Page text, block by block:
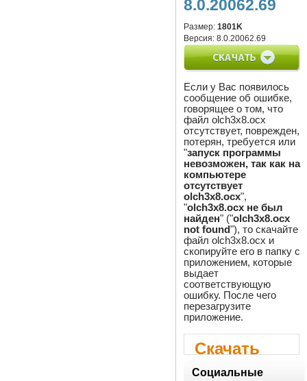
8.0.20062.69
Размер:1801K
Версия:8.0.20062.69
Если у Вас появилось
сообщение об ошибке,
говорящее о том, что
файл olch3x8.ocx
отсутствует, поврежден,
потерян, требуется или
"запуск программы
невозможен, так как на
компьютере
отсутствует
olch3x8.ocx",
"olch3x8.ocx не был
найден" ("olch3x8.ocx
not found"), то скачайте
файл olch3x8.ocx и
скопируйте его в папку с
приложением, которые
выдает
соответствующую
ошибку. После чего
перезагрузите
приложение.
Скачать
olch3x8.ocx
Социальные